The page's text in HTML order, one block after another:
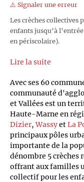
⚠️ Signaler une erreur
Les crèches collectives
enfants jusqu’à
en périscolaire).
Lire la suite
Avec ses 60
communauté
et Vallées est un
Haute-Marne en
Dizier,WassyetLa
principaux pôles
importante de la
dénombre 5 crèches
offrant aux familles
collectif pour les